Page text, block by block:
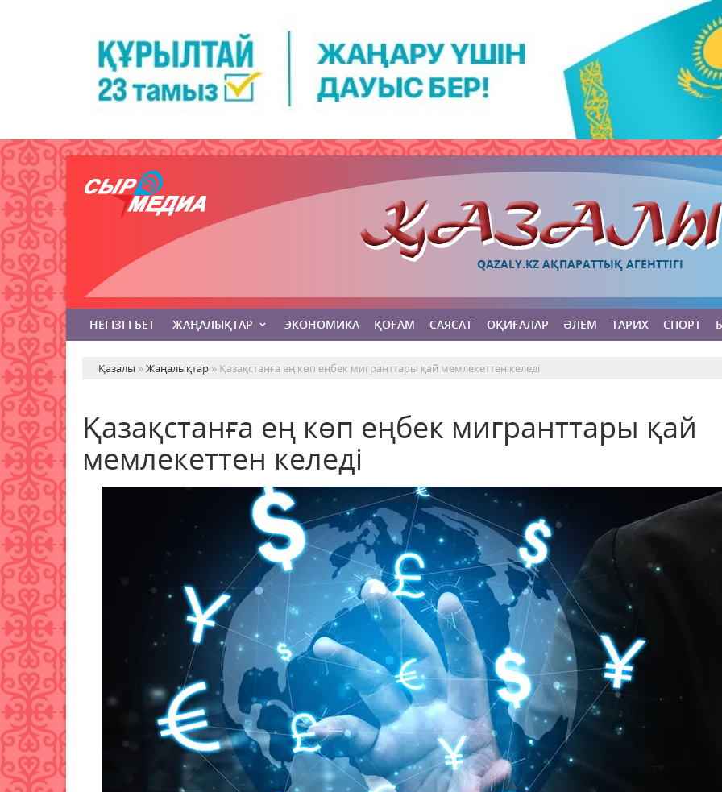
QAZALY.KZ АҚПАРАТТЫҚ АГЕНТТІГІ
НЕГІЗГІ БЕТ ЖАҢАЛЫҚТАР ЭКОНОМИКА ҚОҒАМ САЯСАТ ОҚИҒАЛАР ӘЛЕМ ТАРИХ СПОРТ
Қазалы »Жаңалықтар » Қазақстанға ең көп еңбек мигранттары қай мемлекеттен келеді
Қазақстанға ең көп еңбек мигранттары қай
мемлекеттен келеді